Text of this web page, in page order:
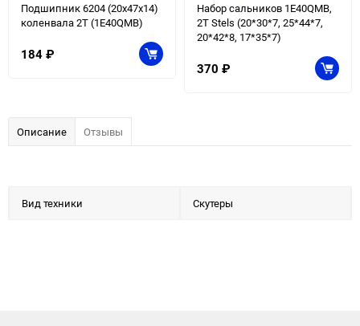
Подшипник 6204 (20х47х14)
коленвала 2Т (1E40QMB)
184 ₽
Набор сальников 1E40QMB,
2T Stels (20*30*7, 25*44*7,
20*42*8, 17*35*7)
370 ₽
Описание Отзывы
Вид техники Скутеры